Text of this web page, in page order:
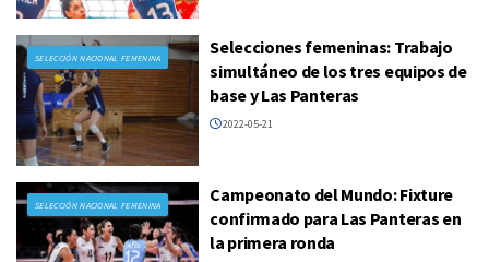
SELECCIÓN NACIONAL FEMENINA
Selecciones femeninas: Trabajo
simultáneo de los tres equipos de
base y Las Panteras
2022-05-21
SELECCIÓN NACIONAL FEMENINA
Campeonato del Mundo: Fixture
confirmado para Las Panteras en
la primera ronda